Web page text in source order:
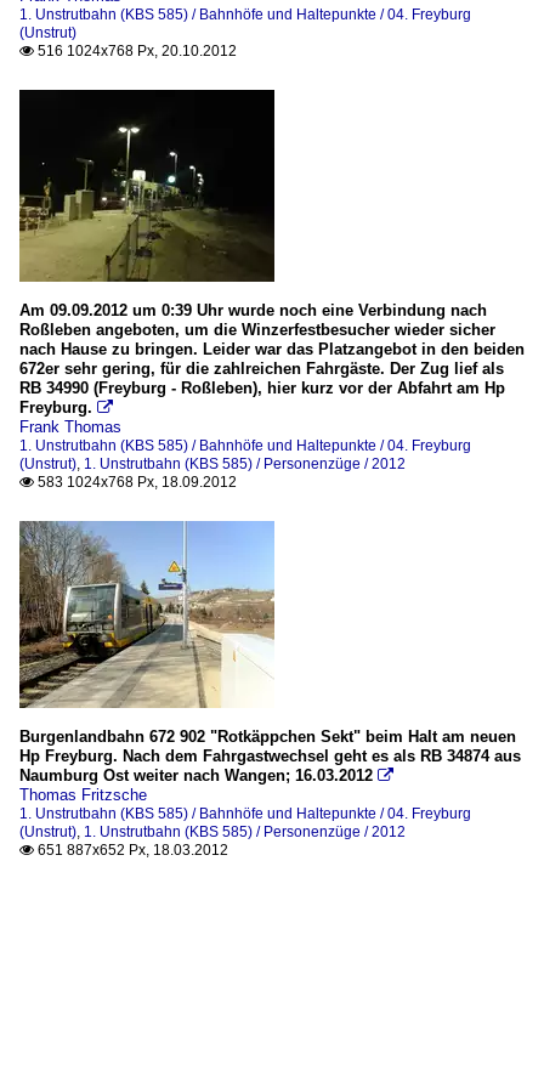
1. Unstrutbahn (KBS 585) / Bahnhöfe und Haltepunkte / 04. Freyburg
(Unstrut)
 516 1024x768 Px, 20.10.2012
Am 09.09.2012 um 0:39 Uhr wurde noch eine Verbindung nach
Roßleben angeboten, um die Winzerfestbesucher wieder sicher
nach Hause zu bringen. Leider war das Platzangebot in den beiden
672er sehr gering, für die zahlreichen Fahrgäste. Der Zug lief als
RB 34990 (Freyburg - Roßleben), hier kurz vor der Abfahrt am Hp
Freyburg. 
Frank Thomas
1. Unstrutbahn (KBS 585) / Bahnhöfe und Haltepunkte / 04. Freyburg
(Unstrut), 1. Unstrutbahn (KBS 585) / Personenzüge / 2012
 583 1024x768 Px, 18.09.2012
Burgenlandbahn 672 902 "Rotkäppchen Sekt" beim Halt am neuen
Hp Freyburg. Nach dem Fahrgastwechsel geht es als RB 34874 aus
Naumburg Ost weiter nach Wangen; 16.03.2012 
Thomas Fritzsche
1. Unstrutbahn (KBS 585) / Bahnhöfe und Haltepunkte / 04. Freyburg
(Unstrut), 1. Unstrutbahn (KBS 585) / Personenzüge / 2012
 651 887x652 Px, 18.03.2012